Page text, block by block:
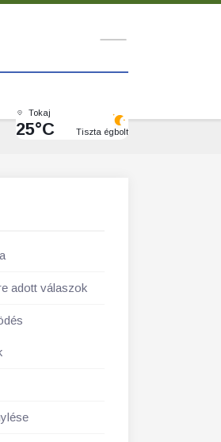
Tokaj
25°C Tiszta égbolt
adott válaszok